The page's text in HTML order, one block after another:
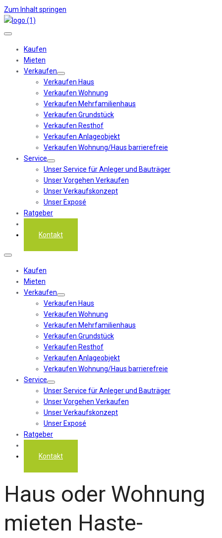
Zum Inhalt springen
Kaufen
Mieten
Verkaufen
Verkaufen Haus
Verkaufen Wohnung
Verkaufen Mehrfamilienhaus
Verkaufen Grundstück
Verkaufen Resthof
Verkaufen Anlageobjekt
Verkaufen Wohnung/Haus barrierefreie
Service
Unser Service für Anleger und Bauträger
Unser Vorgehen Verkaufen
Unser Verkaufskonzept
Unser Exposé
Ratgeber
Kontakt
Kaufen
Mieten
Verkaufen
Verkaufen Haus
Verkaufen Wohnung
Verkaufen Mehrfamilienhaus
Verkaufen Grundstück
Verkaufen Resthof
Verkaufen Anlageobjekt
Verkaufen Wohnung/Haus barrierefreie
Service
Unser Service für Anleger und Bauträger
Unser Vorgehen Verkaufen
Unser Verkaufskonzept
Unser Exposé
Ratgeber
Kontakt
Haus oder Wohnung
mieten Haste-